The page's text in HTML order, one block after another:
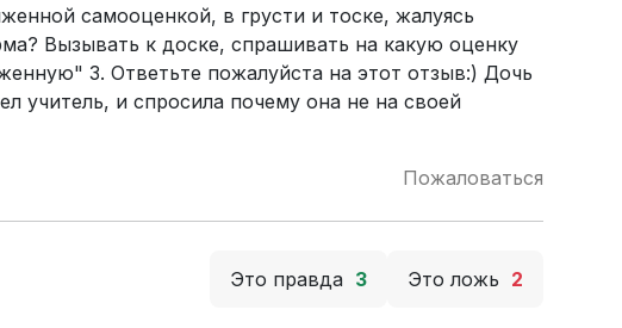
самооценкой, в грусти и тоске, жалуясь
Вызывать к доске, спрашивать на какую оценку
3. Ответьте пожалуйста на этот отзыв:) Дочь
учитель, и спросила почему она не на своей
Пожаловаться
Это правда 3 Это ложь 2